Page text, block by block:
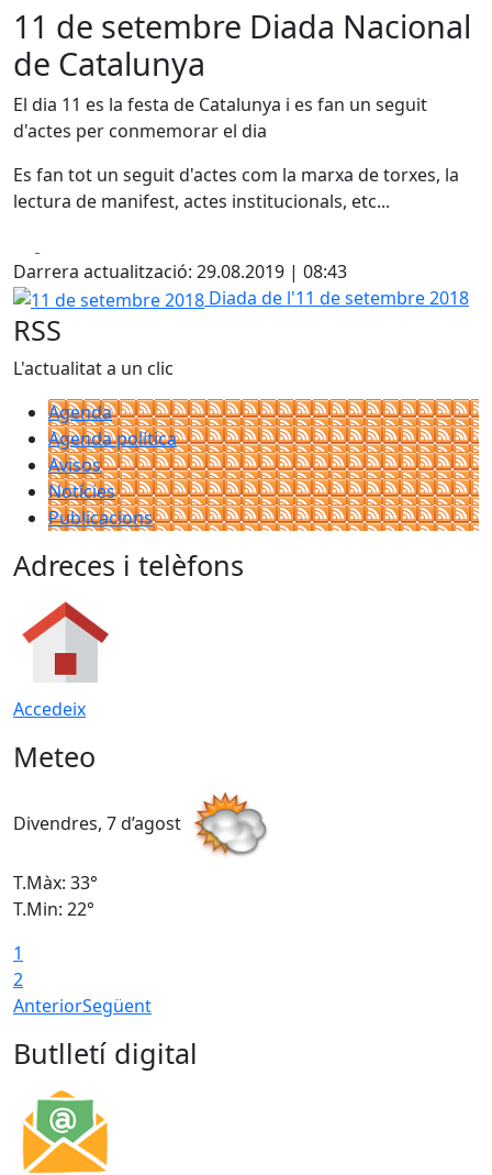
11 de setembre Diada Nacional
de Catalunya
El dia 11 es la festa de Catalunya i es fan un seguit
d'actes per conmemorar el dia
Es fan tot un seguit d'actes com la marxa de torxes, la
lectura de manifest, actes institucionals, etc...
Darrera actualització: 29.08.2019 | 08:43
11 de setembre 2018
Diada de l'11 de setembre 2018
RSS
L'actualitat a un clic
Agenda
Agenda política
Avisos
Notícies
Publicacions
Adreces i telèfons
Accedeix
Meteo
Divendres, 7 d’agost
T.Màx: 33°
T.Min: 22°
1
2
AnteriorSegüent
Butlletí digital